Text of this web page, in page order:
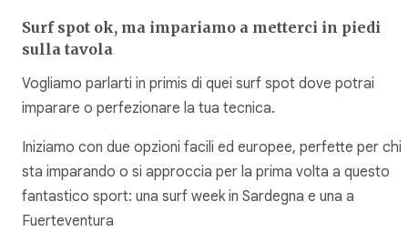
Surf spot ok, ma impariamo a metterci in piedi
sulla tavola
Vogliamo parlarti in primis di quei surf spot dove potrai
imparare o perfezionare la tua tecnica.
Iniziamo con due opzioni facili ed europee, perfette per chi
sta imparando o si approccia per la prima volta a questo
fantastico sport: una surf week in Sardegna e una a
Fuerteventura